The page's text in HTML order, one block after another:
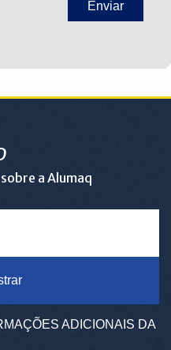
a Alumaq
ADICIONAIS DA